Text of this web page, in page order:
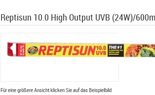
Reptisun 10.0 High Output UVB (24W)/
Für eine größere Ansicht klicken Sie auf das Beispielbild